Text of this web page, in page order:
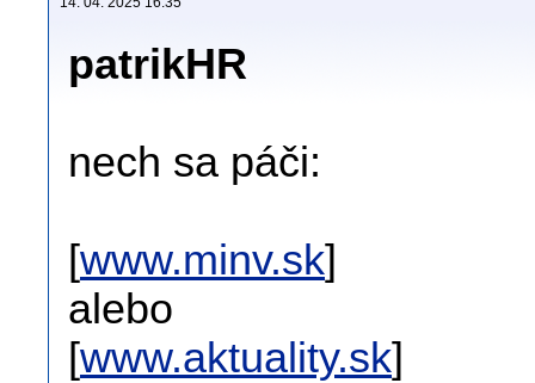
patrikHR
nech sa páči:
[www.minv.sk]
alebo
[www.aktuality.sk]